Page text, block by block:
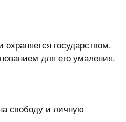
охраняется государством.
для его умаления.
свободу и личную